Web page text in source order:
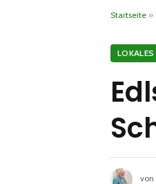
Startseite »
LOKALES
von